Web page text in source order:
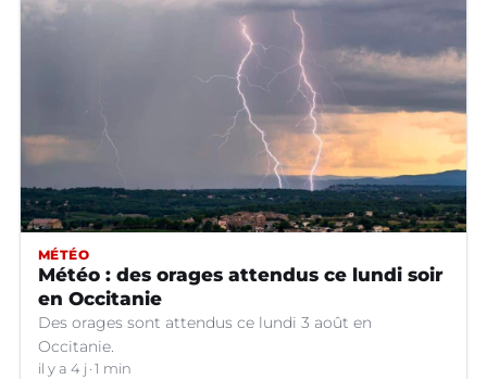
MÉTÉO
Météo : des orages attendus ce lundi soir
en Occitanie
Des orages sont attendus ce lundi 3 août en
Occitanie.
il y a 4 j 1 min